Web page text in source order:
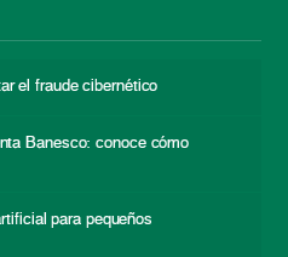
el fraude cibernético
Banesco: conoce cómo
para pequeños